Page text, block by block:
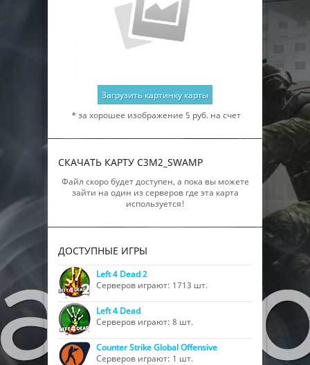
Загрузить картинку карты
* за хорошее изображение 5 руб. на счет
СКАЧАТЬ КАРТУ C3M2_SWAMP
Файл скоро будет доступен, а пока вы можете
зайти на один из серверов где эта карта
используется!
ДОСТУПНЫЕ ИГРЫ
Left 4 Dead 2
Серверов играют: 1713 шт.
Left 4 Dead
Серверов играют: 8 шт.
Counter Strike Global Offensive
Серверов играют: 1 шт.